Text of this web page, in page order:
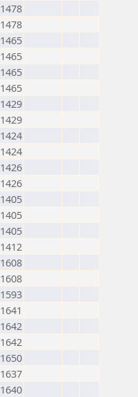
1478
1478
1465
1465
1465
1465
1429
1429
1424
1424
1426
1426
1405
1405
1405
1412
1608
1608
1593
1641
1642
1642
1650
1637
1640